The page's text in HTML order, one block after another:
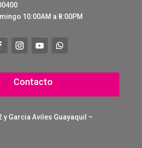
10:00AM a 8:00PM
Contacto
y Garcia Aviles Guayaquil –